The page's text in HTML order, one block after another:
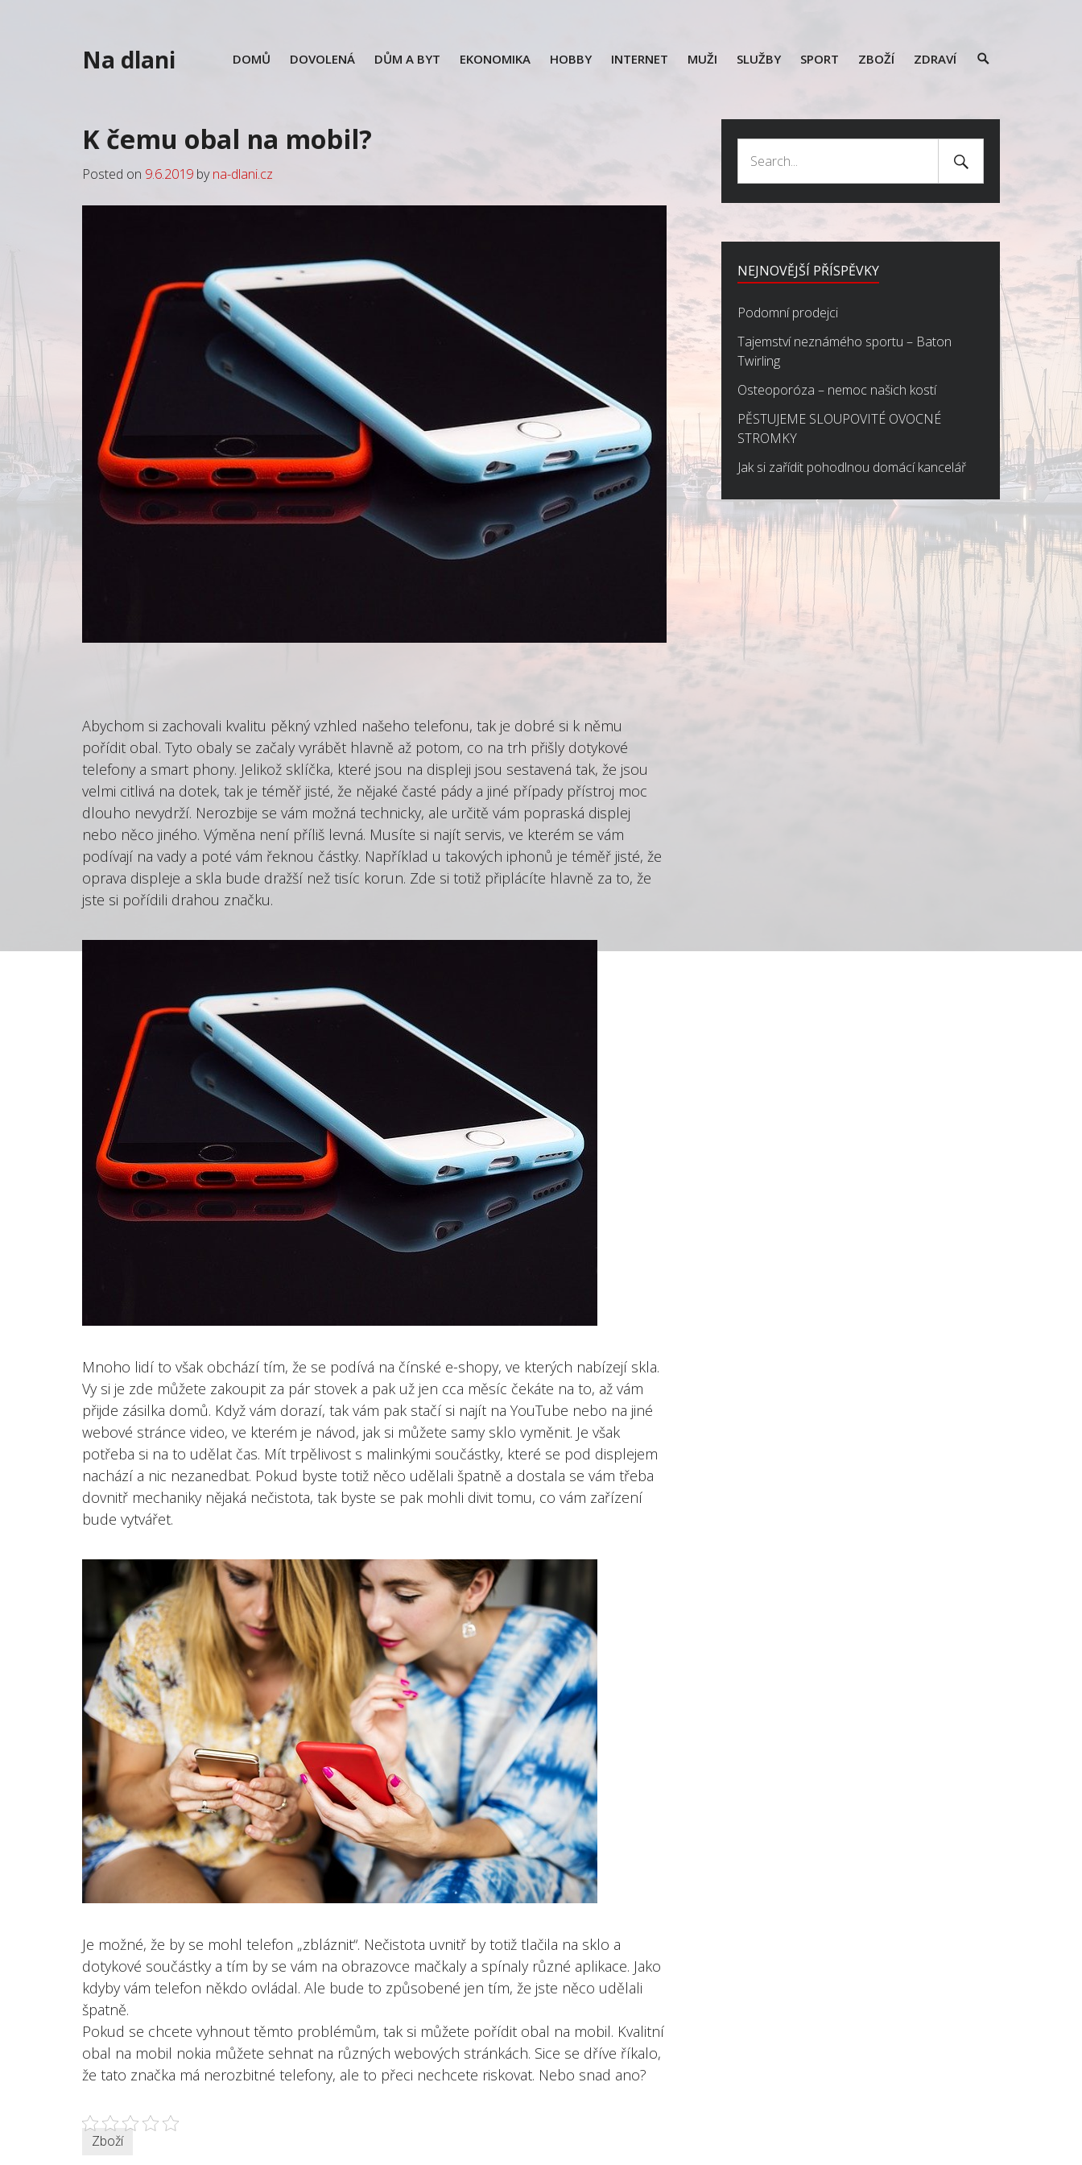
Na dlani DOMŮ DOVOLENÁ DŮM A BYT EKONOMIKA HOBBY INTERNET MUŽI SLUŽBY SPORT ZBOŽÍ ZDRAVÍ
K čemu obal na mobil?
Posted on 9.6.2019 byna-dlani.cz
Abychom si zachovali kvalitu pěkný vzhled našeho telefonu, tak je dobré si k němu
pořídit obal. Tyto obaly se začaly vyrábět hlavně až potom, co na trh přišly dotykové
telefony a smart phony. Jelikož sklíčka, které jsou na displeji jsou sestavená tak, že jsou
velmi citlivá na dotek, tak je téměř jisté, že nějaké časté pády a jiné případy přístroj moc
dlouho nevydrží. Nerozbije se vám možná technicky, ale určitě vám popraská displej
nebo něco jiného. Výměna není příliš levná. Musíte si najít servis, ve kterém se vám
podívají na vady a poté vám řeknou částky. Například u takových iphonů je téměř jisté, že
oprava displeje a skla bude dražší než tisíc korun. Zde si totiž připlácíte hlavně za to, že
jste si pořídili drahou značku.
Mnoho lidí to však obchází tím, že se podívá na čínské e-shopy, ve kterých nabízejí skla.
Vy si je zde můžete zakoupit za pár stovek a pak už jen cca měsíc čekáte na to, až vám
přijde zásilka domů. Když vám dorazí, tak vám pak stačí si najít na YouTube nebo na jiné
webové stránce video, ve kterém je návod, jak si můžete samy sklo vyměnit. Je však
potřeba si na to udělat čas. Mít trpělivost s malinkými součástky, které se pod displejem
nachází a nic nezanedbat. Pokud byste totiž něco udělali špatně a dostala se vám třeba
dovnitř mechaniky nějaká nečistota, tak byste se pak mohli divit tomu, co vám zařízení
bude vytvářet.
Je možné, že by se mohl telefon „zbláznit“. Nečistota uvnitř by totiž tlačila na sklo a
dotykové součástky a tím by se vám na obrazovce mačkaly a spínaly různé aplikace. Jako
kdyby vám telefon někdo ovládal. Ale bude to způsobené jen tím, že jste něco udělali
špatně.
Pokud se chcete vyhnout těmto problémům, tak si můžete pořídit obal na mobil. Kvalitní
obal na mobil nokia můžete sehnat na různých webových stránkách. Sice se dříve říkalo,
že tato značka má nerozbitné telefony, ale to přeci nechcete riskovat. Nebo snad ano?
Zboží
Search
for:
Search
Submit
NEJNOVĚJŠÍ PŘÍSPĚVKY
Podomní prodejci
Tajemství neznámého sportu – Baton
Twirling
Osteoporóza – nemoc našich kostí
PĚSTUJEME SLOUPOVITÉ OVOCNÉ
STROMKY
Jak si zařídit pohodlnou domácí kancelář